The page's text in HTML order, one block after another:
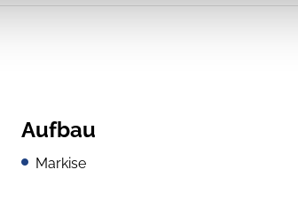
Aufbau
Markise